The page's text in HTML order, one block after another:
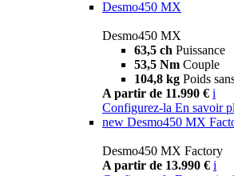
Desmo450 MX
Desmo450 MX
63,5 ch Puissance
53,5 Nm Couple
104,8 kg Poids
A partir de 11.990 € i
Configurez-la En savoir
new Desmo450 MX
Desmo450 MX Factory
A partir de 13.990 € i